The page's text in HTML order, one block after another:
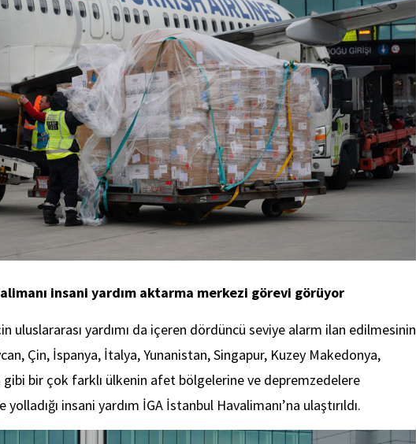
insani yardım aktarma merkezi görevi görüyor
uluslararası yardımı da içeren dördüncü seviye alarm ilan edilmesinin
Çin, İspanya, İtalya, Yunanistan, Singapur, Kuzey Makedonya,
gibi bir çok farklı ülkenin afet bölgelerine ve depremzedelere
insani yardım İGA İstanbul Havalimanı’na ulaştırıldı.